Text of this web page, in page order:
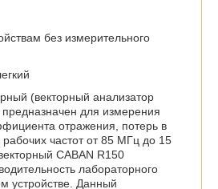
без измерительного
(векторный анализатор
для измерения
отражения, потерь в
частот от 85 МГц до 15
CABAN R150
лабораторного
устройстве. Данный